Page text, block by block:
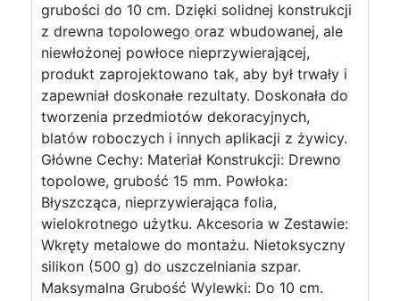
grubości do 10 cm. Dzięki solidnej konstrukcji
z drewna topolowego oraz wbudowanej, ale
niewłożonej powłoce nieprzywierającej,
produkt zaprojektowano tak, aby był trwały i
zapewniał doskonałe rezultaty. Doskonała do
tworzenia przedmiotów dekoracyjnych,
blatów roboczych i innych aplikacji z żywicy.
Główne Cechy: Materiał Konstrukcji: Drewno
topolowe, grubość 15 mm. Powłoka:
Błyszcząca, nieprzywierająca folia,
wielokrotnego użytku. Akcesoria w Zestawie:
Wkręty metalowe do montażu. Nietoksyczny
silikon (500 g) do uszczelniania szpar.
Maksymalna Grubość Wylewki: Do 10 cm.